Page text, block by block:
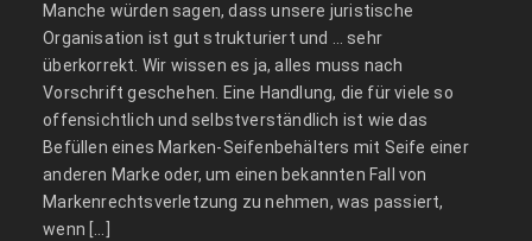
Manche würden sagen, dass unsere juristische
Organisation ist gut strukturiert und … sehr
überkorrekt. Wir wissen es ja, alles muss nach
Vorschrift geschehen. Eine Handlung, die für viele so
offensichtlich und selbstverständlich ist wie das
Befüllen eines Marken-Seifenbehälters mit Seife einer
anderen Marke oder, um einen bekannten Fall von
Markenrechtsverletzung zu nehmen, was passiert,
wenn […]